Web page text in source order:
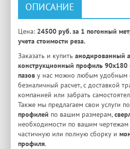
ОПИСАНИЕ
Цена: 24500 руб. за 1 погонный
учета стоимости реза.
Заказать и купитьанодированный
конструкционный профиль 90x180
пазов у нас можно любым удобным
безналичный расчет, с доставкой
компанией или забрать
Также мы предлагаем свои услуги
профилей по вашим размерам,
необходимости по вашим чертежам
частичную или полную сборку и
профиля.